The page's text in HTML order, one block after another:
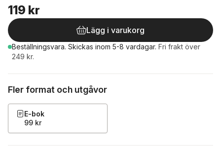
119 kr
Lägg i varukorg
Beställningsvara. Skickas inom 5-8 vardagar. Fri frakt över
249 kr.
Fler format och utgåvor
E-bok
99 kr